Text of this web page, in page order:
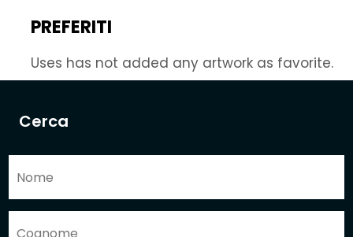
Cerca
PREFERITI
Uses has not added any artwork as favorite.